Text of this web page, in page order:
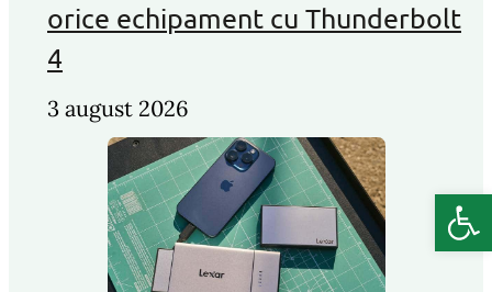
orice echipament cu Thunderbolt
4
3 august 2026